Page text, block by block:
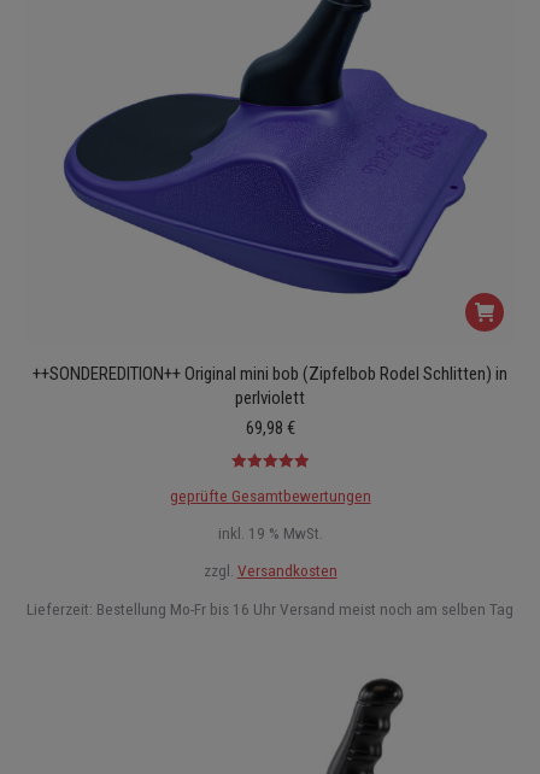
++SONDEREDITION++ Original mini bob (Zipfelbob Rodel Schlitten) in
perlviolett
69,98 €
5.00von 5
geprüfte Gesamtbewertungen
inkl. 19 % MwSt.
zzgl. Versandkosten
Lieferzeit: Bestellung Mo-Fr bis 16 Uhr Versand meist noch am selben Tag